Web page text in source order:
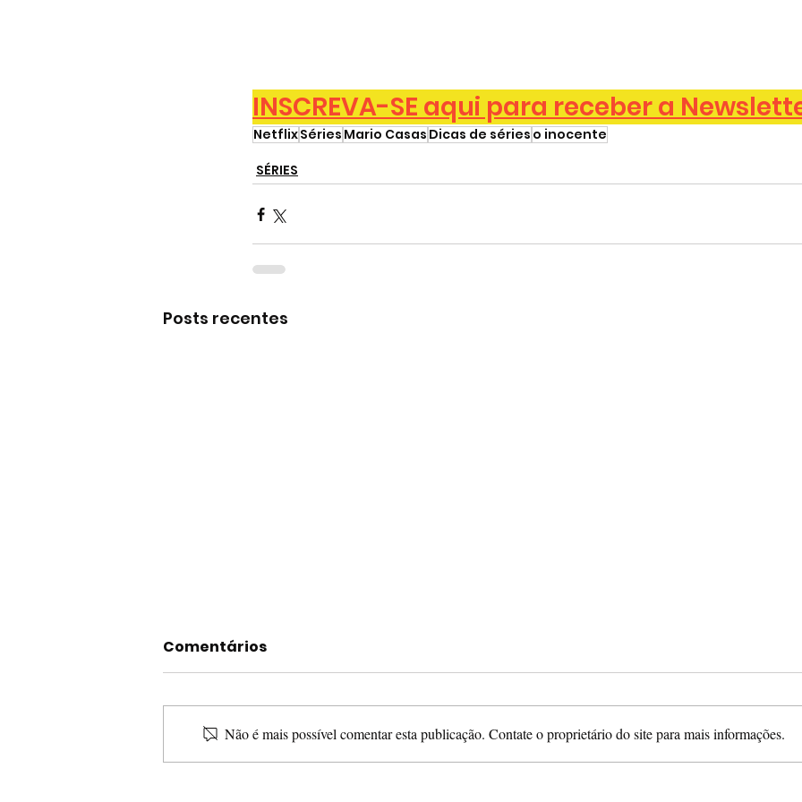
INSCREVA-SE aqui para receber a
NetflixSéries Mario Casas Dicas de séries o inocente
SÉRIES
Posts recentes
Comentários
Não é mais possível comentar esta publicação. Contate o proprietário do site para mais informações.